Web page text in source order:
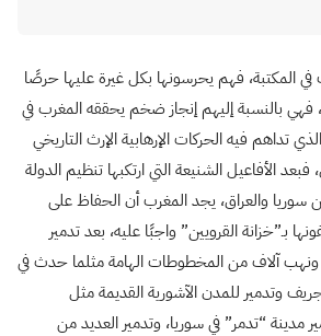
المكتبة، فهم يحرسونها بكل غيرة عليها حرصًا
فهي بالنسبة إليهم إنجاز ضخم يحققه المغرب في
فيه الحركات الإرهابية الإرث التاريخي
الأفاعيل الشنيعة التي ارتكبها تنظيم الدولة
سوريا والعراق، يجد المغرب أن الحفاظ على
بـ”خزانة القرويين” واجبًا عليه، بعد تدمير
ونهب آلاف من المخطوطات الهامة مثلما حدث في
وتدمير للمدن الآشورية القديمة مثل
مدينة “تدمر” في سوريا، وتدمير العديد من